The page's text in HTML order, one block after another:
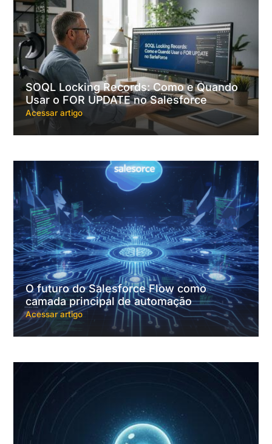
SOQL Locking Records: Como e Quando
Usar o FOR UPDATE no Salesforce
Acessar artigo
O futuro do Salesforce Flow como
camada principal de automação
Acessar artigo